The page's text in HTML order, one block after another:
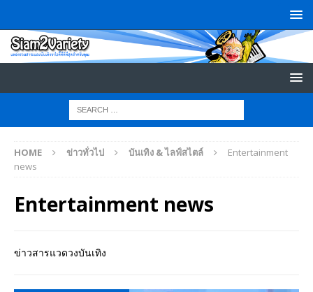
HOME ข่าวทั่วไป บันเทิง & ไลฟ์สไตล์
Entertainment
news
Entertainment news
ข่าวสารแวดวงบันเทิง